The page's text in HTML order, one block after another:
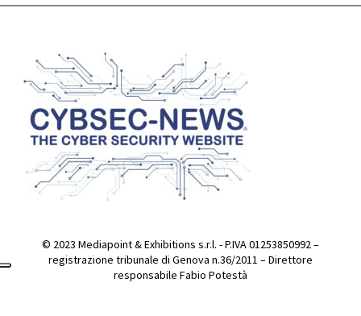
© 2023 Mediapoint & Exhibitions s.r.l. - P.IVA 01253850992 –
registrazione tribunale di Genova n.36/2011 – Direttore
responsabile Fabio Potestà